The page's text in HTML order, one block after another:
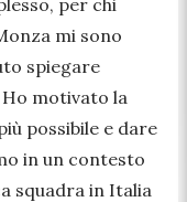
mi sono
spiegare
motivato la
possibile e dare
in un contesto
squadra in Italia